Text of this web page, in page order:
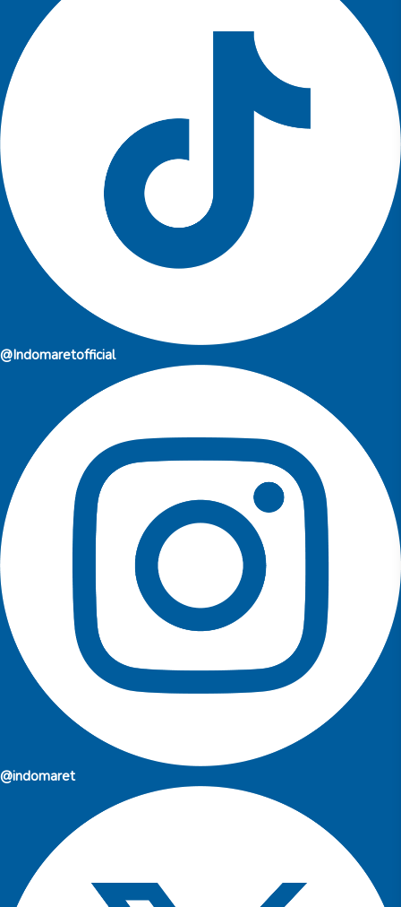
@Indomaretofficial
@indomaret